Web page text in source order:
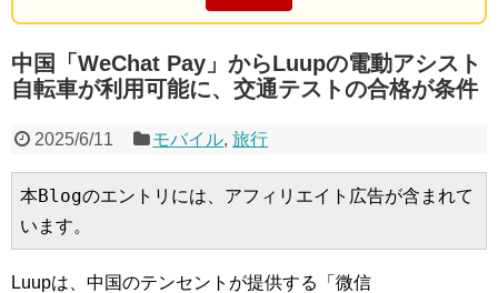
中国「WeChat Pay」からLuupの電動アシスト
自転車が利用可能に、交通テストの合格が条件
2025/6/11 モバイル,旅行
本Blogのエントリには、アフィリエイト広告が含まれて
います。
Luupは、中国のテンセントが提供する「微信